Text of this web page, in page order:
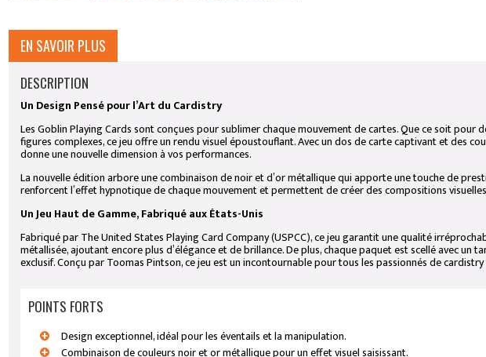
EN SAVOIR PLUS
DESCRIPTION
Un Design Pensé pour l’Art du Cardistry
LesGoblin Playing Cardssont conçues pour sublimer chaque mouvement de cartes. Que ce soit pour
figures complexes, ce jeu offre un rendu visuel époustouflant. Avec un dos de carte captivant et des
donne une nouvelle dimension à vos performances.
La nouvelle édition arbore une combinaison de noir et d’or métallique qui apporte une touche de
renforcent l’effet hypnotique de chaque mouvement et permettent de créer des compositions
Un Jeu Haut de Gamme, Fabriqué aux États-Unis
Fabriqué parThe United States Playing Card Company (USPCC), ce jeu garantit une qualité
métallisée, ajoutant encore plus d’élégance et de brillance. De plus, chaque paquet est scellé avec un
exclusif. Conçu parToomas Pintson, ce jeu est un incontournable pour tous les passionnés de
POINTS FORTS
Design exceptionnel, idéal pour les éventails et la manipulation.
Combinaison de couleurs noir et or métallique pour un effet visuel saisissant.